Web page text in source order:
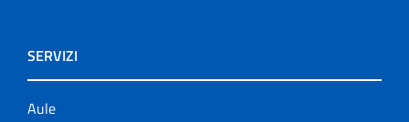
SERVIZI
Aule